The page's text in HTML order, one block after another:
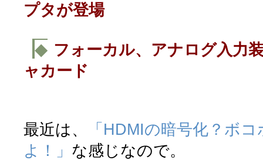
プタが登場
◆ フォーカル、アナログ入力
ャカード
最近は、
「HDMIの暗号化？ボ
よ！」 な感じなので。